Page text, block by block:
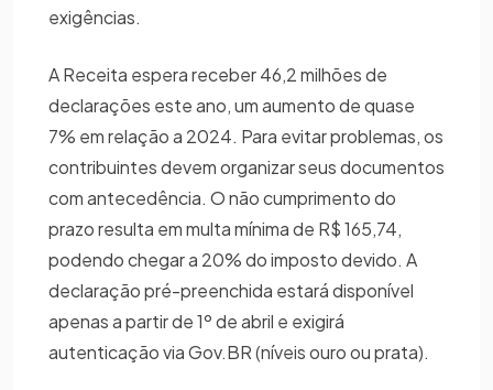
exigências.
A Receita espera receber 46,2 milhões de
declarações este ano, um aumento de quase
7% em relação a 2024. Para evitar problemas, os
contribuintes devem organizar seus documentos
com antecedência. O não cumprimento do
prazo resulta em multa mínima de R$ 165,74,
podendo chegar a 20% do imposto devido. A
declaração pré-preenchida estará disponível
apenas a partir de 1º de abril e exigirá
autenticação via Gov.BR (níveis ouro ou prata).